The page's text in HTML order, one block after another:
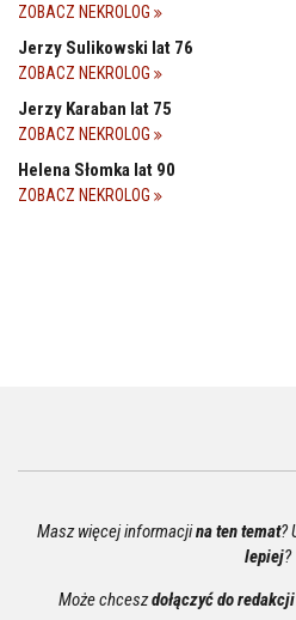
ZOBACZ NEKROLOG
Jerzy Sulikowski lat 76
ZOBACZ NEKROLOG
Jerzy Karaban lat 75
ZOBACZ NEKROLOG
Helena Słomka lat 90
ZOBACZ NEKROLOG
Masz więcej informacjina ten temat?
lepiej?
Może chceszdołączyć do redakcji